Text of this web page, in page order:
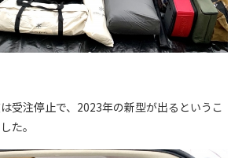
受注停止で、2023年の新型が出るというこ
た。